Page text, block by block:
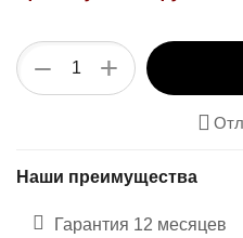
+
−
Наши преимущества
Гарантия 12 месяцев